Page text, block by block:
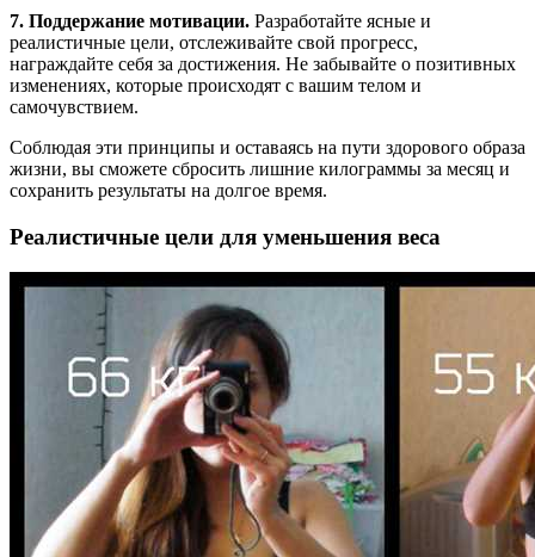
7. Поддержание мотивации. Разработайте ясные и
реалистичные цели, отслеживайте свой прогресс,
награждайте себя за достижения. Не забывайте о позитивных
изменениях, которые происходят с вашим телом и
самочувствием.
Соблюдая эти принципы и оставаясь на пути здорового образа
жизни, вы сможете сбросить лишние килограммы за месяц и
сохранить результаты на долгое время.
Реалистичные цели для уменьшения веса